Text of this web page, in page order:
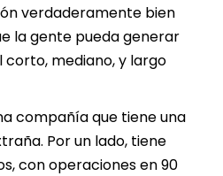
verdaderamente bien
la gente pueda generar
corto, mediano, y largo
compañía que tiene una
Por un lado, tiene
con operaciones en 90